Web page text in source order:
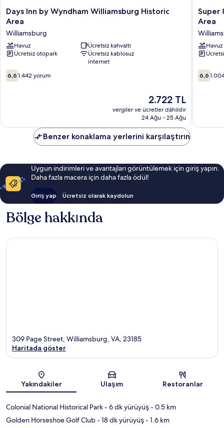
Days
Inn
Wyndham
Williamsburg
Historic
Williamsburg
Days Inn by Wyndham Williamsburg Historic
Area
Williamsburg
Havuz
Ücretsiz kahvaltı
Ücretsiz otopark
Ücretsiz kablosuz
internet
10
üzerinden
6,6 1.442 yorum
Güncel
fiyat:
2.722 TL
2.722 TL
vergiler ve ücretler dâhildir
24 Ağu - 25 Ağu
Super
8
Area
Super
Area
Havuz
106,6
Benzer konaklama yerlerini karşılaştırın
Uygun indirimleri ve avantajları görüntülemek için giriş yapın.
Daha fazla macera için daha fazla ödül!
Giriş yap Ücretsiz olarak kaydolun
Bölge hakkında
Harita
309 Page Street, Williamsburg, VA, 23185
Haritada göster
Yakındakiler Ulaşım Restoranlar
Colonial National Historical Park- 6 dk yürüyüş- 0.5 km
Golden Horseshoe Golf Club- 18 dk yürüyüş- 1.6 km